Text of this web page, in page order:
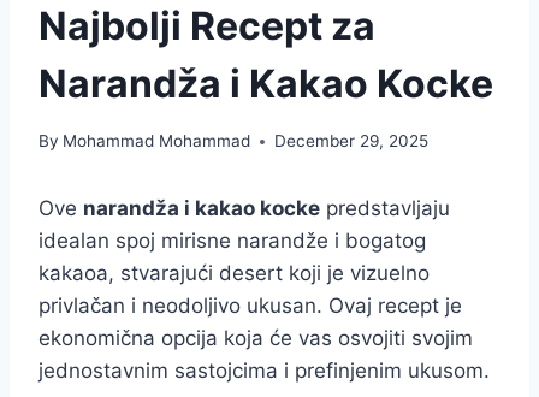
Najbolji Recept za
Narandža i Kakao Kocke
By Mohammad Mohammad December 29, 2025
Ove narandža i kakao kocke predstavljaju
idealan spoj mirisne narandže i bogatog
kakaoa, stvarajući desert koji je vizuelno
privlačan i neodoljivo ukusan. Ovaj recept je
ekonomična opcija koja će vas osvojiti svojim
jednostavnim sastojcima i prefinjenim ukusom.